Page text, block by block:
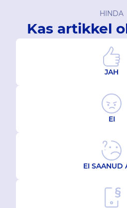
HINDA
Kas artikkel
JAH
EI
EI SAANUD